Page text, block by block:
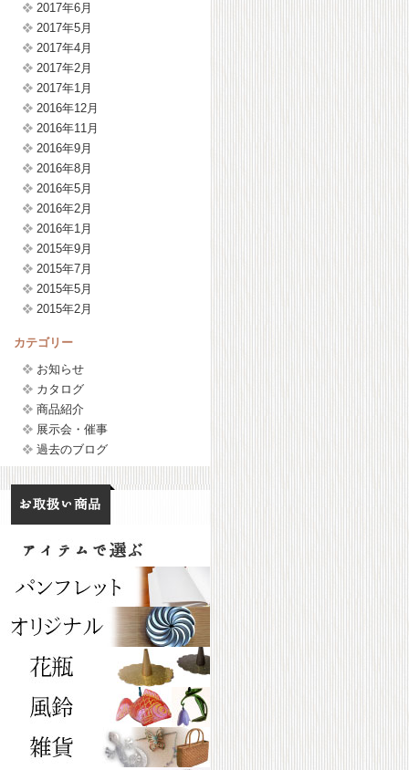
2017年6月
2017年5月
2017年4月
2017年2月
2017年1月
2016年12月
2016年11月
2016年9月
2016年8月
2016年5月
2016年2月
2016年1月
2015年9月
2015年7月
2015年5月
2015年2月
カテゴリー
お知らせ
カタログ
商品紹介
展示会・催事
過去のブログ